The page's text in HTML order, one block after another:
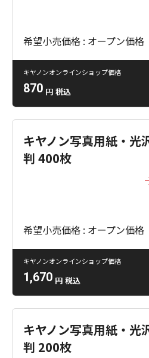
希望小売価格 : オープン価格
キヤノンオンラインショップ価格
870 円 税込
キヤノン写真用紙・光
判 400枚
希望小売価格 : オープン価格
キヤノンオンラインショップ価格
1,670 円 税込
キヤノン写真用紙・光
判 200枚